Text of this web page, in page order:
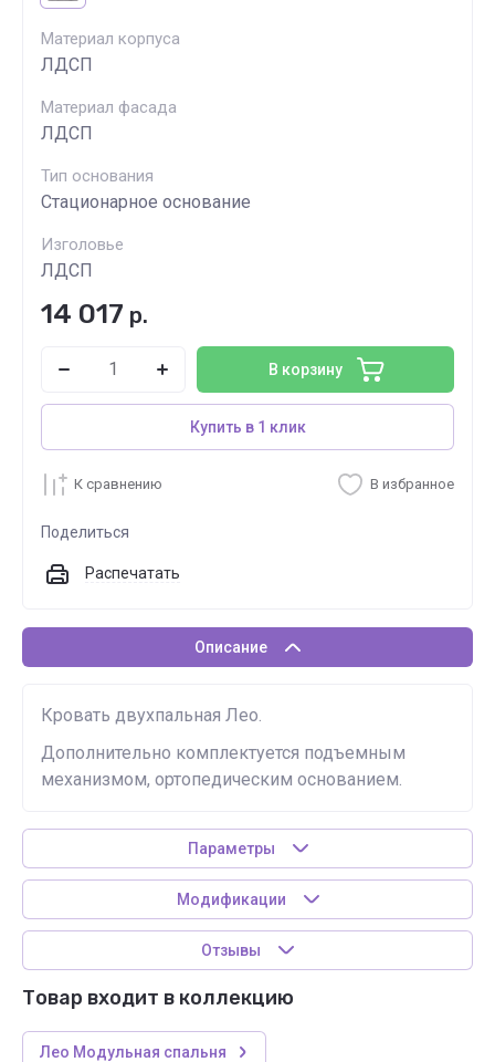
Материал корпуса
ЛДСП
Материал фасада
ЛДСП
Тип основания
Стационарное основание
Изголовье
ЛДСП
14 017 р.
В корзину
Купить в 1 клик
К сравнению В избранное
Поделиться
Распечатать
Описание
Кровать двухпальная Лео.
Дополнительно комплектуется подъемным
механизмом, ортопедическим основанием.
Параметры
Модификации
Отзывы
Товар входит в коллекцию
Лео Модульная спальня